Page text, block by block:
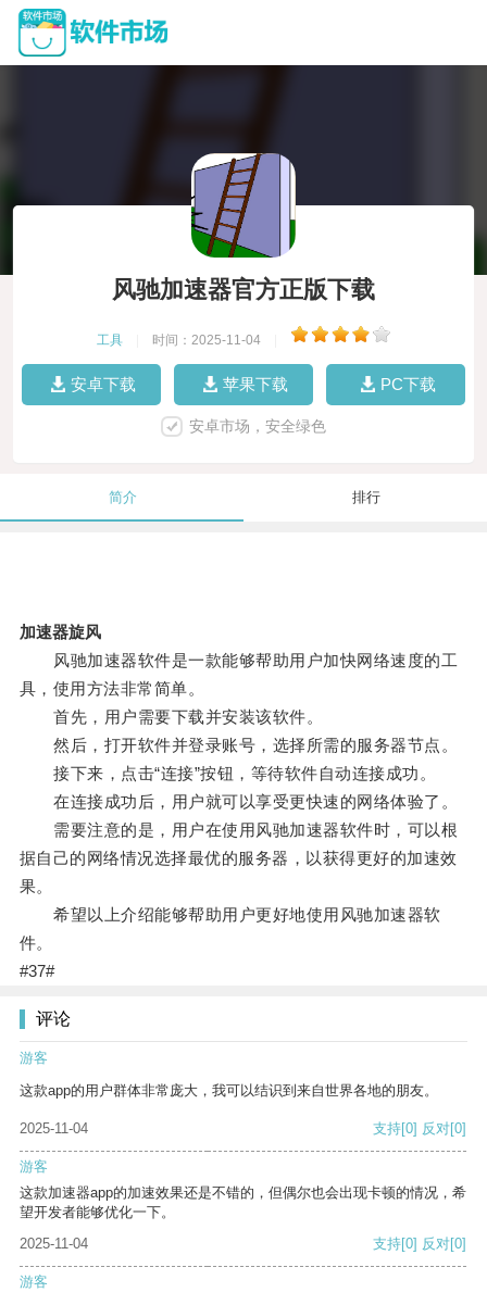
风驰加速器官方正版下载
工具 时间：2025-11-04
安卓下载 苹果下载 PC下载
安卓市场，安全绿色
简介 排行
加速器旋风
风驰加速器软件是一款能够帮助用户加快网络速度的工
具，使用方法非常简单。
首先，用户需要下载并安装该软件。
然后，打开软件并登录账号，选择所需的服务器节点。
接下来，点击“连接”按钮，等待软件自动连接成功。
在连接成功后，用户就可以享受更快速的网络体验了。
需要注意的是，用户在使用风驰加速器软件时，可以根
据自己的网络情况选择最优的服务器，以获得更好的加速效
果。
希望以上介绍能够帮助用户更好地使用风驰加速器软
件。
#37#
评论
游客
这款app的用户群体非常庞大，我可以结识到来自世界各地的朋友。
2025-11-04 支持[0] 反对[0]
游客
这款加速器app的加速效果还是不错的，但偶尔也会出现卡顿的情况，希
望开发者能够优化一下。
2025-11-04
支持[0] 反对[0]
游客